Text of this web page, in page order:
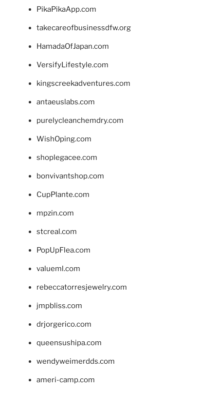
PikaPikaApp.com
takecareofbusinessdfw.org
HamadaOfJapan.com
VersifyLifestyle.com
kingscreekadventures.com
antaeuslabs.com
purelycleanchemdry.com
WishOping.com
shoplegacee.com
bonvivantshop.com
CupPlante.com
mpzin.com
stcreal.com
PopUpFlea.com
valueml.com
rebeccatorresjewelry.com
jmpbliss.com
drjorgerico.com
queensushipa.com
wendyweimerdds.com
ameri-camp.com